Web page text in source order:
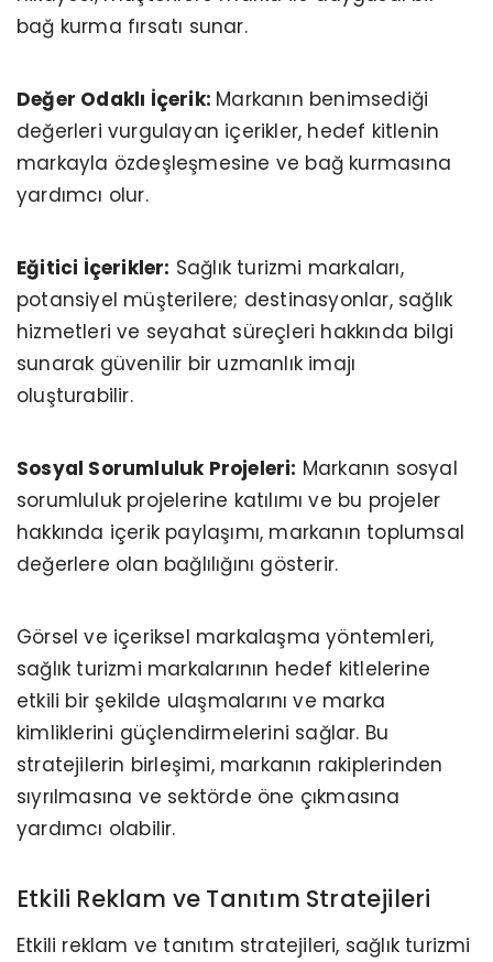
bağ kurma fırsatı sunar.
Değer Odaklı İçerik: Markanın benimsediği
değerleri vurgulayan içerikler, hedef kitlenin
markayla özdeşleşmesine ve bağ kurmasına
yardımcı olur.
Eğitici İçerikler: Sağlık turizmi markaları,
potansiyel müşterilere; destinasyonlar, sağlık
hizmetleri ve seyahat süreçleri hakkında bilgi
sunarak güvenilir bir uzmanlık imajı
oluşturabilir.
Sosyal Sorumluluk Projeleri: Markanın sosyal
sorumluluk projelerine katılımı ve bu projeler
hakkında içerik paylaşımı, markanın toplumsal
değerlere olan bağlılığını gösterir.
Görsel ve içeriksel markalaşma yöntemleri,
sağlık turizmi markalarının hedef kitlelerine
etkili bir şekilde ulaşmalarını ve marka
kimliklerini güçlendirmelerini sağlar. Bu
stratejilerin birleşimi, markanın rakiplerinden
sıyrılmasına ve sektörde öne çıkmasına
yardımcı olabilir.
Etkili Reklam ve Tanıtım Stratejileri
Etkili reklam ve tanıtım stratejileri, sağlık turizmi